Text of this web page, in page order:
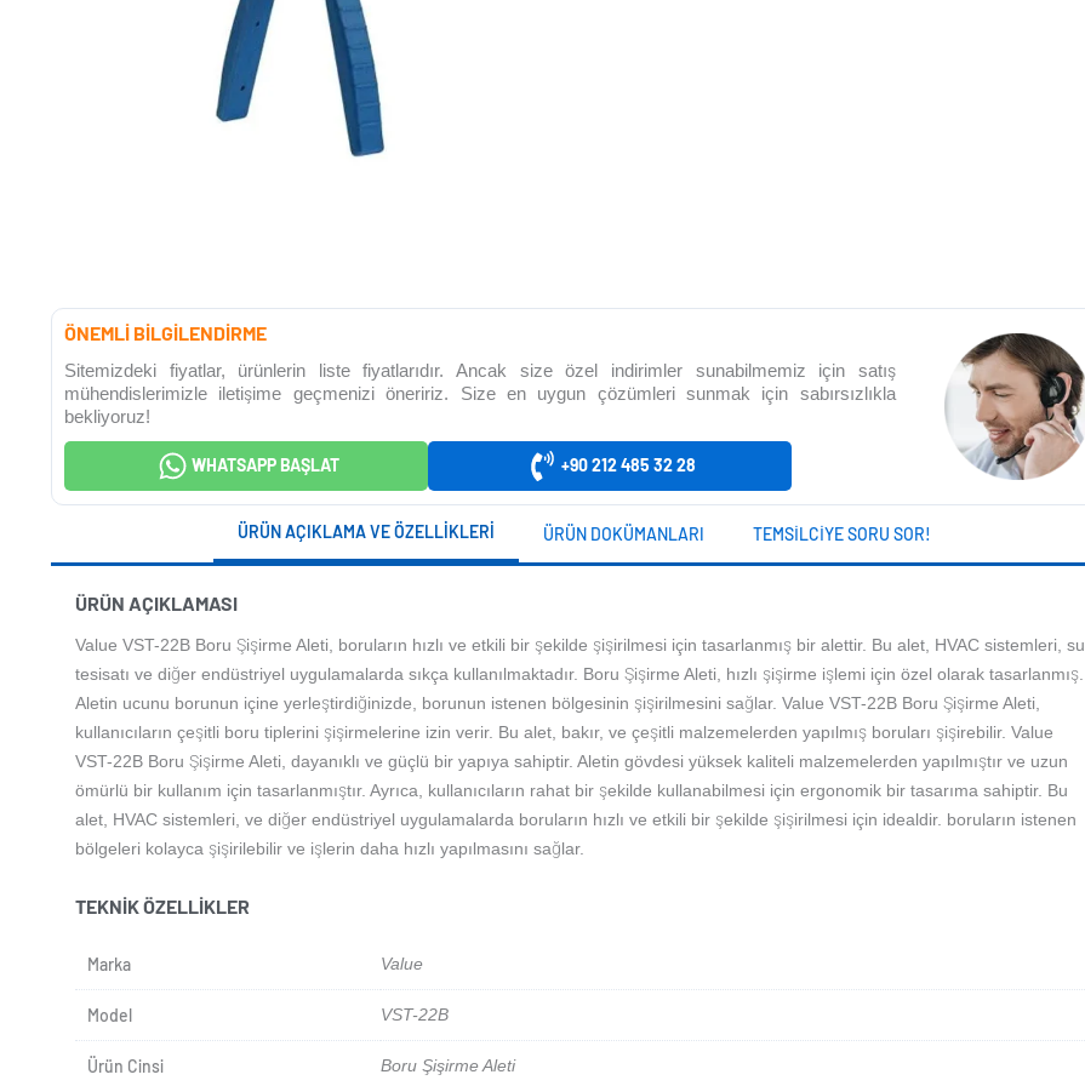
ÖNEMLİ BİLGİLENDİRME
Sitemizdeki fiyatlar, ürünlerin liste fiyatlarıdır. Ancak size özel indirimler sunabilmemiz için satış
mühendislerimizle iletişime geçmenizi öneririz. Size en uygun çözümleri sunmak için sabırsızlıkla
bekliyoruz!
WHATSAPP BAŞLAT +90 212 485 32 28
ÜRÜN AÇIKLAMA VE ÖZELLIKLERI ÜRÜN DOKÜMANLARI TEMSILCIYE SORU SOR!
ÜRÜN AÇIKLAMASI
Value VST-22B Boru Şişirme Aleti, boruların hızlı ve etkili bir şekilde şişirilmesi için tasarlanmış bir alettir. Bu alet, HVAC sistemleri, su
tesisatı ve diğer endüstriyel uygulamalarda sıkça kullanılmaktadır. Boru Şişirme Aleti, hızlı şişirme işlemi için özel olarak tasarlanmış.
Aletin ucunu borunun içine yerleştirdiğinizde, borunun istenen bölgesinin şişirilmesini sağlar. Value VST-22B Boru Şişirme Aleti,
kullanıcıların çeşitli boru tiplerini şişirmelerine izin verir. Bu alet, bakır, ve çeşitli malzemelerden yapılmış boruları şişirebilir. Value
VST-22B Boru Şişirme Aleti, dayanıklı ve güçlü bir yapıya sahiptir. Aletin gövdesi yüksek kaliteli malzemelerden yapılmıştır ve uzun
ömürlü bir kullanım için tasarlanmıştır. Ayrıca, kullanıcıların rahat bir şekilde kullanabilmesi için ergonomik bir tasarıma sahiptir. Bu
alet, HVAC sistemleri, ve diğer endüstriyel uygulamalarda boruların hızlı ve etkili bir şekilde şişirilmesi için idealdir. boruların istenen
bölgeleri kolayca şişirilebilir ve işlerin daha hızlı yapılmasını sağlar.
TEKNIK ÖZELLIKLER
Marka Value
Model VST-22B
Ürün Cinsi Boru Şişirme Aleti